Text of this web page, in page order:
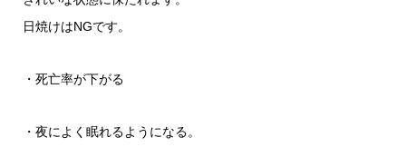
日焼けはNGです。
・死亡率が下がる
・夜によく眠れるようになる。